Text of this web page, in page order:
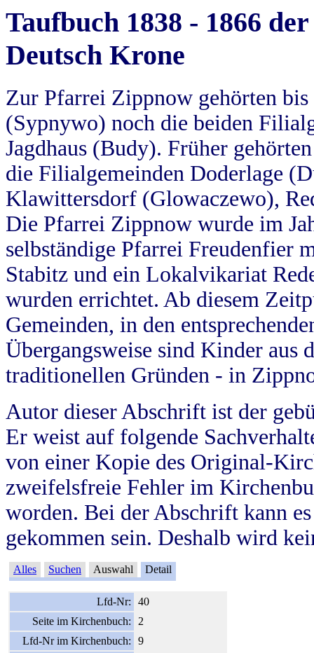
Taufbuch 1838 - 1866
Deutsch Krone
Zur Pfarrei Zippnow gehörten
(Sypnywo) noch die beiden
Jagdhaus (Budy). Früher
die Filialgemeinden Doderlage
Klawittersdorf (Glowaczewo),
Die Pfarrei Zippnow wurde im
selbständige Pfarrei Freudenfier
Stabitz und ein Lokalvikariat
wurden errichtet. Ab diesem
Gemeinden, in den
Übergangsweise sind Kinder aus
traditionellen Gründen - in
Autor dieser Abschrift ist der
Er weist auf folgende
von einer Kopie des Original-
zweifelsfreie Fehler im
worden. Bei der Abschrift kann
gekommen sein. Deshalb wird
Alles Suchen Auswahl Detail
Lfd-Nr:
40
Seite im Kirchenbuch:
2
Lfd-Nr im Kirchenbuch:
9